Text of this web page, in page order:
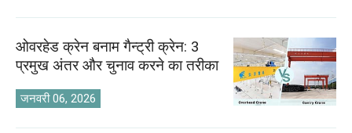
ओवरहेड क्रेन बनाम गैन्ट्री क्रेन: 3
प्रमुख अंतर और चुनाव करने का तरीका
जनवरी 06, 2026